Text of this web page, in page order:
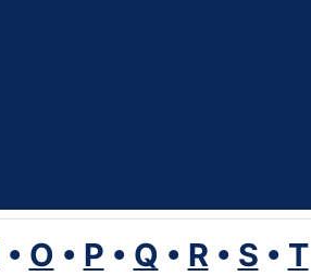
• O • P • Q • R• S • T